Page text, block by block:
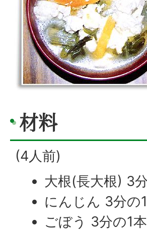
材料
(4人前)
大根(長大根) 3
にんじん 3分の
ごぼう 3分の1本